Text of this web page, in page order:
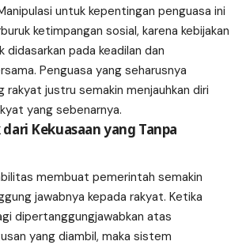
untuk kepentingan penguasa ini
ketimpangan sosial, karena kebijakan
didasarkan pada keadilan dan
Penguasa yang seharusnya
rakyat justru semakin menjauhkan diri
yang sebenarnya.
Kekuasaan yang Tanpa
membuat pemerintah semakin
jawabnya kepada rakyat. Ketika
dipertanggungjawabkan atas
yang diambil, maka sistem